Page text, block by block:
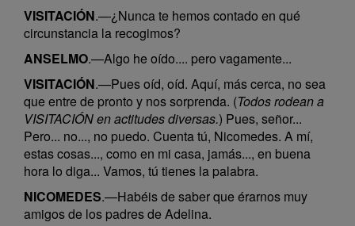
VISITACIÓN.—¿Nunca te hemos contado en qué
circunstancia la recogimos?
ANSELMO.—Algo he oído.... pero vagamente...
VISITACIÓN.—Pues oíd, oíd. Aquí, más cerca, no sea
que entre de pronto y nos sorprenda. (Todos rodean a
VISITACIÓN en actitudes diversas.) Pues, señor...
Pero... no..., no puedo. Cuenta tú, Nicomedes. A mí,
estas cosas..., como en mi casa, jamás..., en buena
hora lo diga... Vamos, tú tienes la palabra.
NICOMEDES.—Habéis de saber que érarnos muy
amigos de los padres de Adelina.